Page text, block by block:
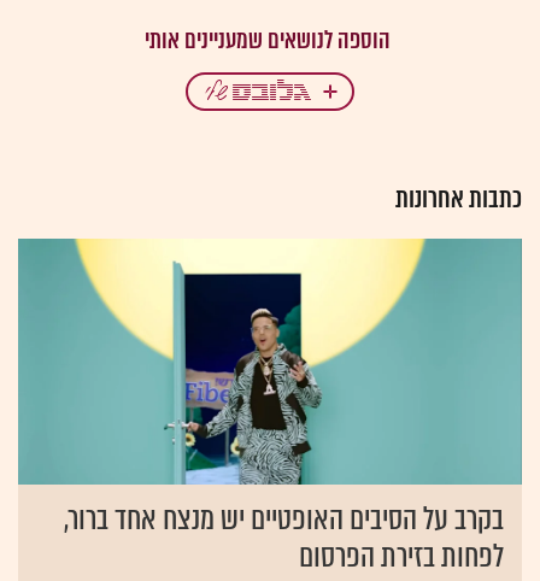
כתבות אחרונות
בקרב על הסיבים האופטיים יש מנצח אחד ברור,
לפחות בזירת הפרסום